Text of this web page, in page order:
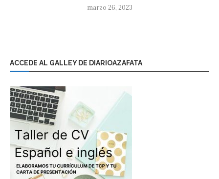
marzo 26, 2023
ACCEDE AL GALLEY DE DIARIOAZAFATA